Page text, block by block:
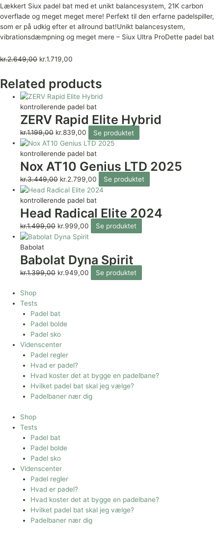
Lækkert Siux padel bat med et unikt balancesystem, 21K carbon
overflade og meget meget mere! Perfekt til den erfarne padelspiller,
som er på udkig efter et allround bat!Unikt balancesystem,
vibrationsdæmpning og meget mere – Siux Ultra ProDette padel bat
kr.2.649,00 kr.1.719,00
Related products
kontrollerende padel bat
ZERV Rapid Elite Hybrid
kr.1.199,00 kr.839,00 Se produktet
kontrollerende padel bat
Nox AT10 Genius LTD 2025
kr.3.449,00 kr.2.799,00 Se produktet
kontrollerende padel bat
Head Radical Elite 2024
kr.1.499,00 kr.999,00 Se produktet
Babolat
Babolat Dyna Spirit
kr.1.399,00 kr.949,00 Se produktet
Shop
Tests
Padel bat
Padel bolde
Padel sko
Videnscenter
Padel regler
Hvad er padel?
Hvad koster det at bygge en padelbane?
Hvilket padel bat skal jeg vælge?
Padelbaner nær dig
Shop
Tests
Padel bat
Padel bolde
Padel sko
Videnscenter
Padel regler
Hvad er padel?
Hvad koster det at bygge en padelbane?
Hvilket padel bat skal jeg vælge?
Padelbaner nær dig